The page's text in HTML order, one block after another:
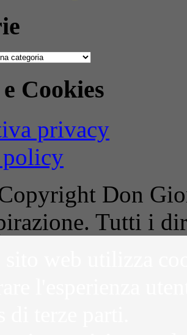
Cookies
privacy
policy
Don
Tutti i